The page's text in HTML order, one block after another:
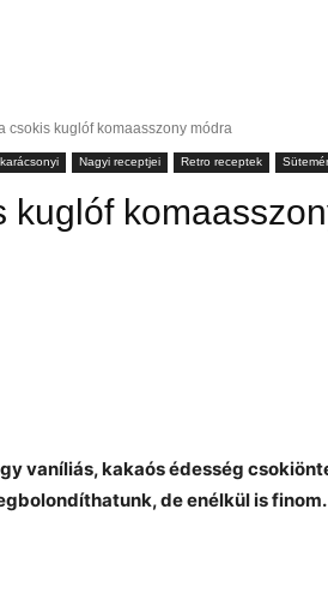
csokis kuglóf komaasszony módra
karácsonyi Nagyi receptjei Retro receptek
kuglóf
vaníliás, kakaós édesség
de enélkül is finom.